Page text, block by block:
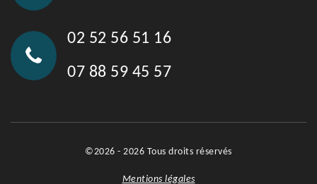
02 52 56 51 16
07 88 59 45 57
©2026 - 2026 Tous droits réservés
Mentions légales